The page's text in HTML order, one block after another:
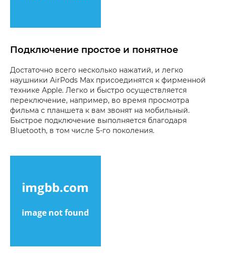
Подключение простое и понятное
Достаточно всего несколько нажатий, и легко
наушники AirPods Max присоединятся к фирменной
технике Apple. Легко и быстро осуществляется
переключение, например, во время просмотра
фильма с планшета к вам звонят на мобильный.
Быстрое подключение выполняется благодаря
Bluetooth, в том числе 5-го поколения.